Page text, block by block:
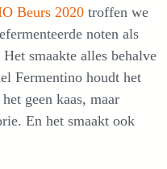
Beurs 2020 troffen we
noten als
smaakte alles behalve
Fermentino houdt het
geen kaas, maar
En het smaakt ook